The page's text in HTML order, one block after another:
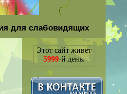
для слабовидящих
Этот сайт живет
5999-й день.